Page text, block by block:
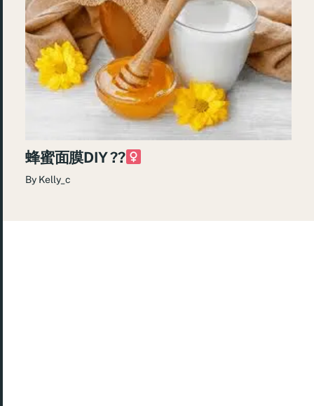
蜂蜜面膜DIY ??‍
By Kelly_c